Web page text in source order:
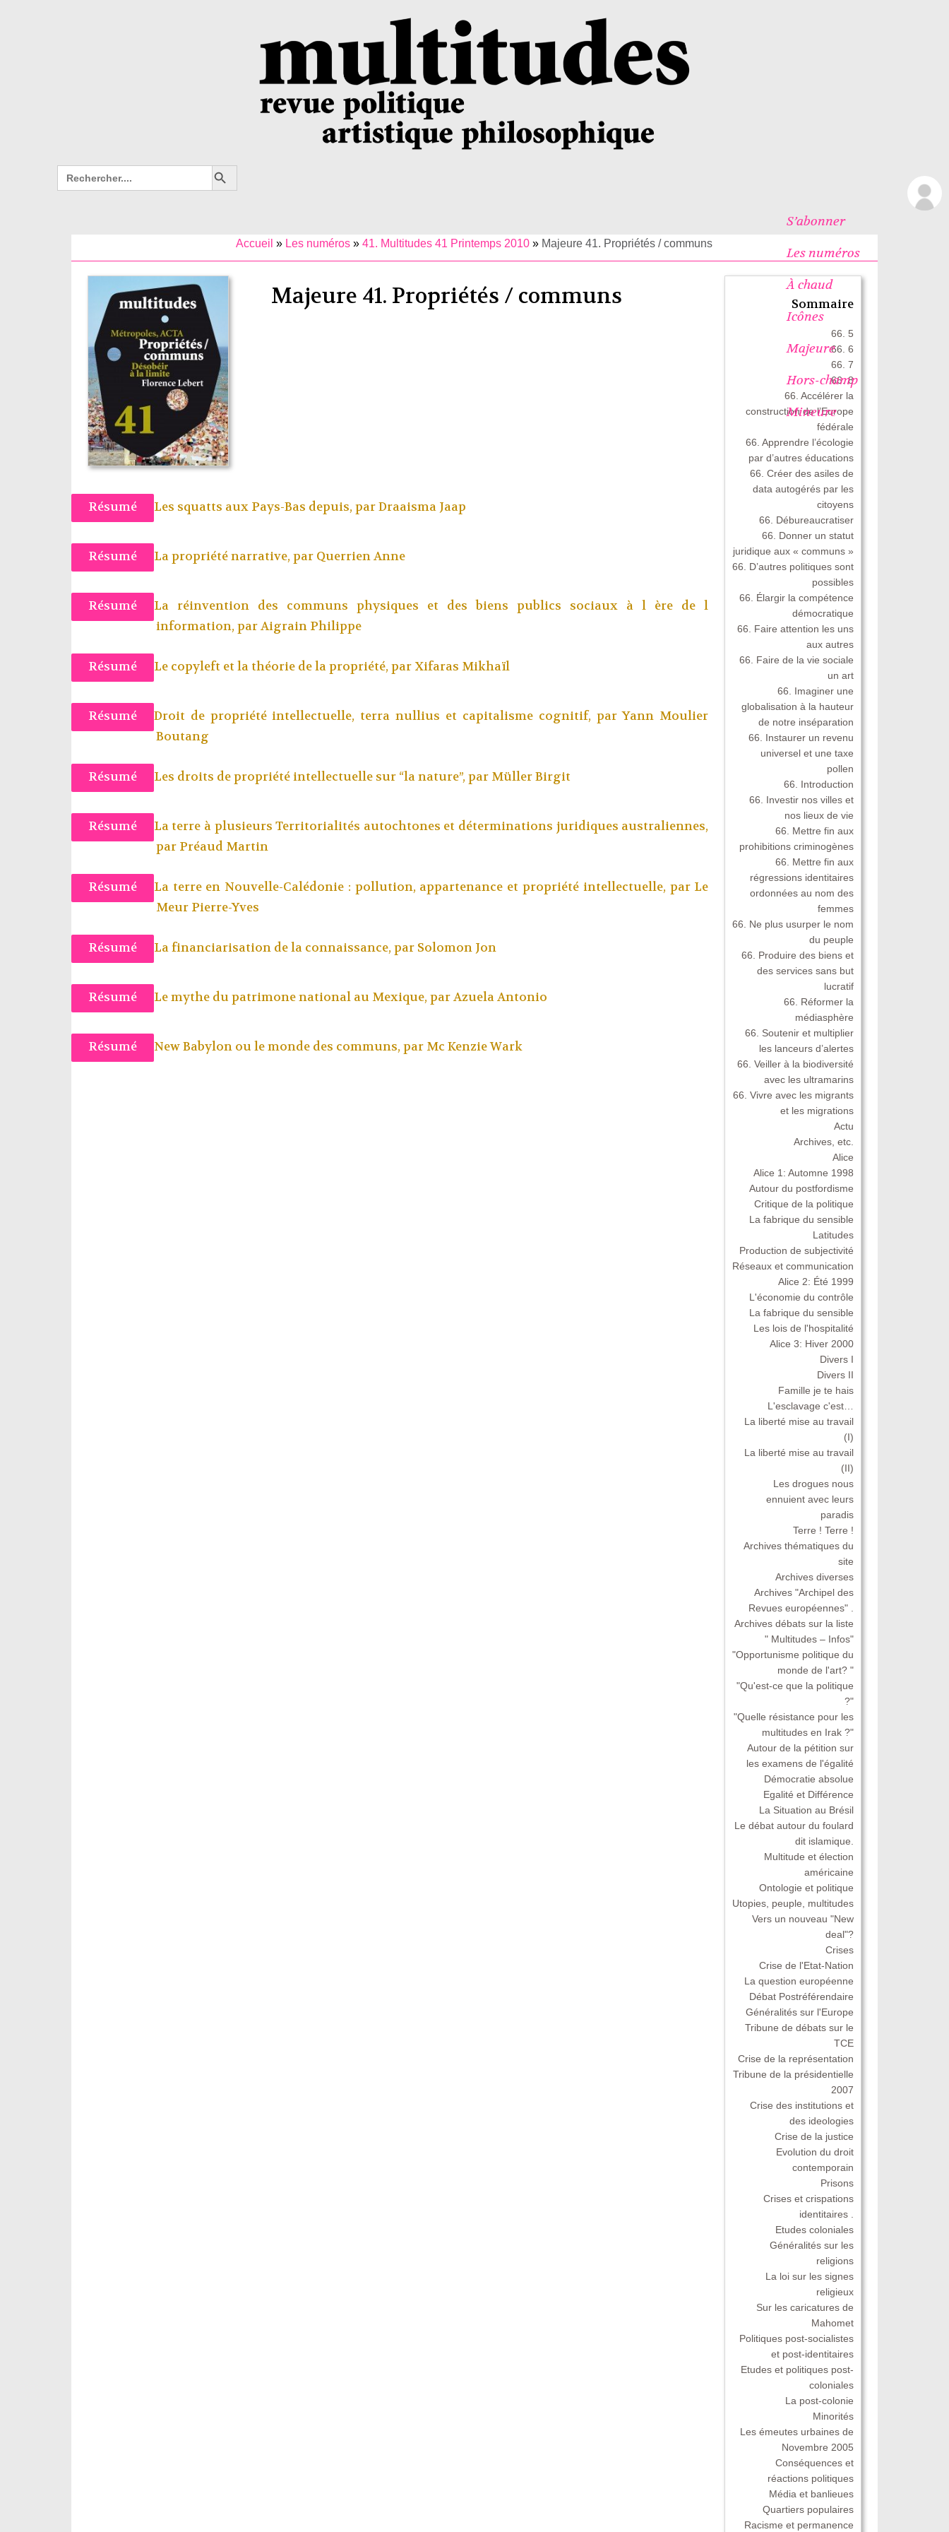
Search
for:
Search Button
S’abonner
Les numéros
À chaud
Icônes
Majeure
Hors-champ
Mineure
Accueil » Les numéros »41. Multitudes 41 Printemps 2010 » Majeure 41. Propriétés / communs
Majeure 41. Propriétés / communs Sommaire
66. 5
66. 6
66. 7
66. 8
66. Accélérer la
construction de l’Europe
fédérale
66. Apprendre l’écologie
par d’autres éducations
66. Créer des asiles de
data autogérés par les
citoyens
66. Débureaucratiser
66. Donner un statut
juridique aux « communs »
66. D’autres politiques sont
possibles
66. Élargir la compétence
démocratique
66. Faire attention les uns
aux autres
66. Faire de la vie sociale
un art
66. Imaginer une
globalisation à la hauteur
de notre inséparation
66. Instaurer un revenu
universel et une taxe
pollen
66. Introduction
66. Investir nos villes et
nos lieux de vie
66. Mettre fin aux
prohibitions criminogènes
66. Mettre fin aux
régressions identitaires
ordonnées au nom des
femmes
66. Ne plus usurper le nom
du peuple
66. Produire des biens et
des services sans but
lucratif
66. Réformer la
médiasphère
66. Soutenir et multiplier
les lanceurs d’alertes
66. Veiller à la biodiversité
avec les ultramarins
66. Vivre avec les migrants
et les migrations
Actu
Archives, etc.
Alice
Alice 1: Automne 1998
Autour du postfordisme
Critique de la politique
La fabrique du sensible
Latitudes
Production de subjectivité
Réseaux et communication
Alice 2: Été 1999
L'économie du contrôle
La fabrique du sensible
Les lois de l'hospitalité
Alice 3: Hiver 2000
Divers I
Divers II
Famille je te hais
L'esclavage c'est…
La liberté mise au travail
(I)
La liberté mise au travail
(II)
Les drogues nous
ennuient avec leurs
paradis
Terre ! Terre !
Archives thématiques du
site
Archives diverses
Archives "Archipel des
Revues européennes" .
Archives débats sur la liste
" Multitudes – Infos"
"Opportunisme politique du
monde de l'art? "
"Qu'est-ce que la politique
?"
"Quelle résistance pour les
multitudes en Irak ?"
Autour de la pétition sur
les examens de l'égalité
Démocratie absolue
Egalité et Différence
La Situation au Brésil
Le débat autour du foulard
dit islamique.
Multitude et élection
américaine
Ontologie et politique
Utopies, peuple, multitudes
Vers un nouveau "New
deal"?
Crises
Crise de l'Etat-Nation
La question européenne
Débat Postréférendaire
Généralités sur l'Europe
Tribune de débats sur le
TCE
Crise de la représentation
Tribune de la présidentielle
2007
Crise des institutions et
des ideologies
Crise de la justice
Evolution du droit
contemporain
Prisons
Crises et crispations
identitaires .
Etudes coloniales
Généralités sur les
religions
La loi sur les signes
religieux
Sur les caricatures de
Mahomet
Politiques post-socialistes
et post-identitaires
Etudes et politiques post-
coloniales
La post-colonie
Minorités
Les émeutes urbaines de
Novembre 2005
Conséquences et
réactions politiques
Média et banlieues
Quartiers populaires
Racisme et permanence
Résumé Les squatts aux Pays-Bas depuis, parDraaisma Jaap
Résumé La propriété narrative, par Querrien Anne
Résumé
La réinvention des communs physiques et des biens publics sociaux à l ère de l
information, parAigrain Philippe
Résumé Le copyleft et la théorie de la propriété, par Xifaras Mikhaïl
Résumé Droit de propriété intellectuelle, terra nullius et capitalisme cognitif, parYann Moulier
Boutang
Résumé Les droits de propriété intellectuelle sur “la nature”, parMüller Birgit
Résumé
La terre à plusieurs Territorialités autochtones et déterminations juridiques australiennes,
par Préaud Martin
Résumé La terre en Nouvelle-Calédonie : pollution, appartenance et propriété intellectuelle, par Le
Meur Pierre-Yves
Résumé La financiarisation de la connaissance, par Solomon Jon
Résumé Le mythe du patrimone national au Mexique, parAzuela Antonio
Résumé New Babylon ou le monde des communs, parMc Kenzie Wark